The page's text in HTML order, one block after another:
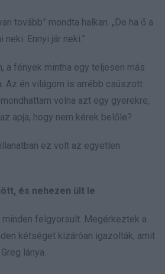
tovább” mondta halkan. „De ha ő a
Ennyi jár neki.”
a fények mintha egy teljesen más
Az én világom is arrébb csúszott
volna azt egy gyerekre,
apja, hogy nem kérek belőle?
ez volt az egyetlen
és nehezen ült le
felgyorsult. Megérkeztek a
kétséget kizáróan igazolták, amit
lánya.